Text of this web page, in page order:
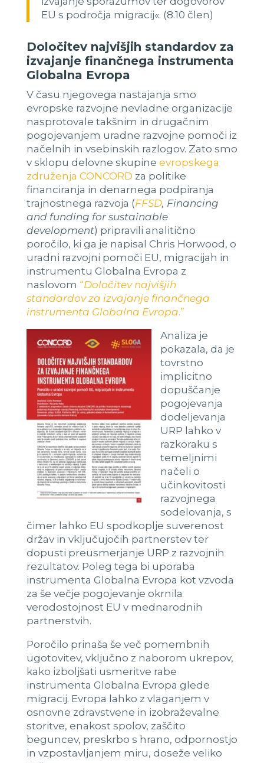
EU s področja migracij«. (8.10 člen)
Določitev najvišjih standardov za
izvajanje finančnega instrumenta
Globalna Evropa
V času njegovega nastajanja smo
evropske razvojne nevladne organizacije
nasprotovale takšnim in drugačnim
pogojevanjem uradne razvojne pomoči iz
načelnih in vsebinskih razlogov. Zato smo
v sklopu delovne skupine evropskega
združenja CONCORD za politike
financiranja in denarnega podpiranja
trajnostnega razvoja (FFSD, Financing
and funding for sustainable
development) pripravili analitično
poročilo, ki ga je napisal Chris Horwood, o
uradni razvojni pomoči EU, migracijah in
instrumentu Globalna Evropa z
naslovom “Določitev najvišjih
standardov za izvajanje finančnega
instrumenta Globalna Evropa.”
Analiza je
pokazala, da je
tovrstno
implicitno
dopuščanje
pogojevanja
dodeljevanja
URP lahko v
razkoraku s
temeljnimi
načeli o
učinkovitosti
razvojnega
sodelovanja, s
čimer lahko EU spodkoplje suverenost
držav in vključujočih partnerstev ter
dopusti preusmerjanje URP z razvojnih
rezultatov. Poleg tega bi uporaba
instrumenta Globalna Evropa kot vzvoda
za še večje pogojevanje okrnila
verodostojnost EU v mednarodnih
partnerstvih.
Poročilo prinaša še več pomembnih
ugotovitev, vključno z naborom ukrepov,
kako izboljšati usmeritve rabe
instrumenta Globalna Evropa glede
migracij. Evropa lahko z vlaganjem v
osnovne zdravstvene in izobraževalne
storitve, enakost spolov, zaščito
beguncev, preskrbo s hrano, odpornostjo
in vzpostavljanjem miru, doseže veliko